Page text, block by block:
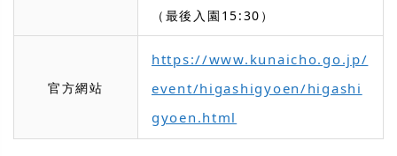
（最後入園15:30）
官方網站
https://www.kunaicho.go.jp/
event/higashigyoen/higashi
gyoen.html